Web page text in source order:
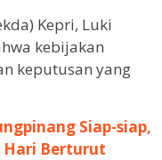
Kepri, Luki
kebijakan
keputusan yang
Siap-siap,
Hari Berturut